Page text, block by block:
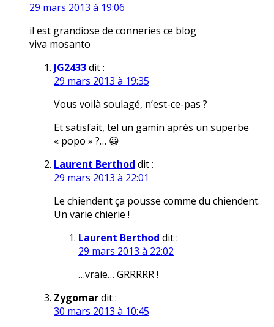
29 mars 2013 à 19:06
il est grandiose de conneries ce blog
viva mosanto
JG2433dit :
29 mars 2013 à 19:35
Vous voilà soulagé, n’est-ce-pas ?
Et satisfait, tel un gamin après un superbe
« popo » ?… 😀
Laurent Berthod dit :
29 mars 2013 à 22:01
Le chiendent ça pousse comme du chiendent.
Un varie chierie !
Laurent Berthod dit :
29 mars 2013 à 22:02
…vraie… GRRRRR !
Zygomardit :
30 mars 2013 à 10:45